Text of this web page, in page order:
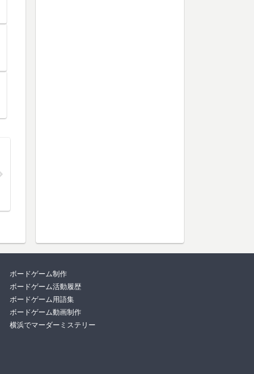
ボードゲーム制作
ボードゲーム活動履歴
ボードゲーム用語集
ボードゲーム動画制作
横浜でマーダーミステリー